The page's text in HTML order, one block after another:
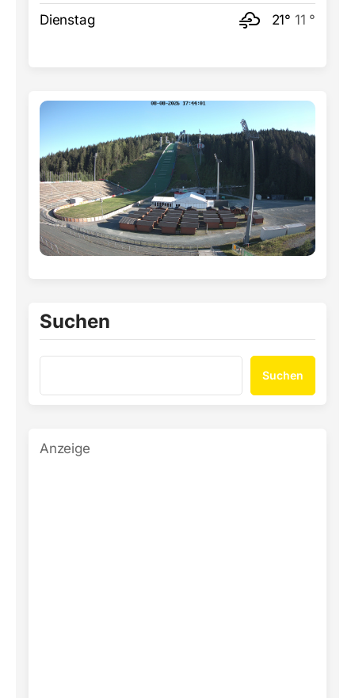
Dienstag 21° 11 °
Suchen
Suchen
Anzeige